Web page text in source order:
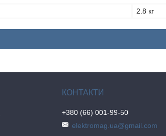
2.8 кг
+380 (66) 001-99-50
elektromag.ua@gmail.com